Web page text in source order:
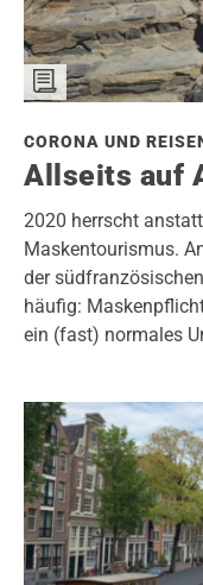
CORONA UND
Allseits auf
2020 herrscht
Maskentourismus.
der
häufig:
ein (fast) normales